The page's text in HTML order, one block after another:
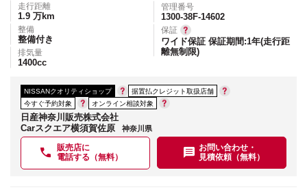
走行距離
1.9 万km
整備
整備付き
排気量
1400cc
管理番号
1300-38F-14602
保証
ワイド保証 保証期間:1年(走行距
離無制限)
NISSANクオリティショップ
据置払クレジット取扱店舗
今すぐ予約対象
オンライン相談対象
日産神奈川販売株式会社
Carスクエア横須賀佐原
神奈川県
販売店に
電話する（無料）
お問い合わせ・
見積依頼（無料）